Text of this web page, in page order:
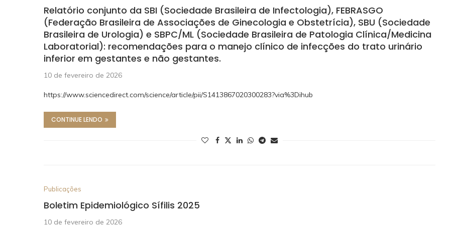
Relatório conjunto da SBI (Sociedade Brasileira de Infectologia), FEBRASGO
(Federação Brasileira de Associações de Ginecologia e Obstetrícia), SBU (Sociedade
Brasileira de Urologia) e SBPC/ML (Sociedade Brasileira de Patologia Clínica/Medicina
Laboratorial): recomendações para o manejo clínico de infecções do trato urinário
inferior em gestantes e não gestantes.
10 de fevereiro de 2026
https://www.sciencedirect.com/science/article/pii/S1413867020300283?via%3Dihub
CONTINUE LENDO
Publicações
Boletim Epidemiológico Sífilis 2025
10 de fevereiro de 2026